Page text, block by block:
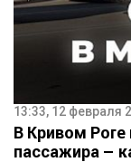
13:33, 12 февраля
В Кривом
пассажира –